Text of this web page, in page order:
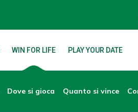
WIN FOR LIFE PLAY YOUR DATE
Dove si gioca Quanto si vince